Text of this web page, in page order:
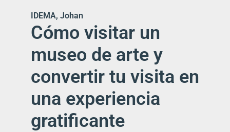
IDEMA, Johan
Cómo visitar un
museo de arte y
convertir tu visita en
una experiencia
gratificante